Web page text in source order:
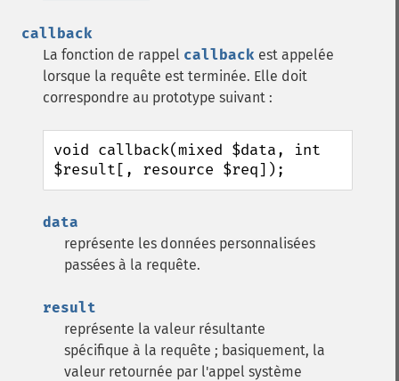
callback
La fonction de rappel callback est appelée
lorsque la requête est terminée. Elle doit
correspondre au prototype suivant :
void callback(mixed $data, int
$result[, resource $req]);
data
représente les données personnalisées
passées à la requête.
result
représente la valeur résultante
spécifique à la requête ; basiquement, la
valeur retournée par l'appel système